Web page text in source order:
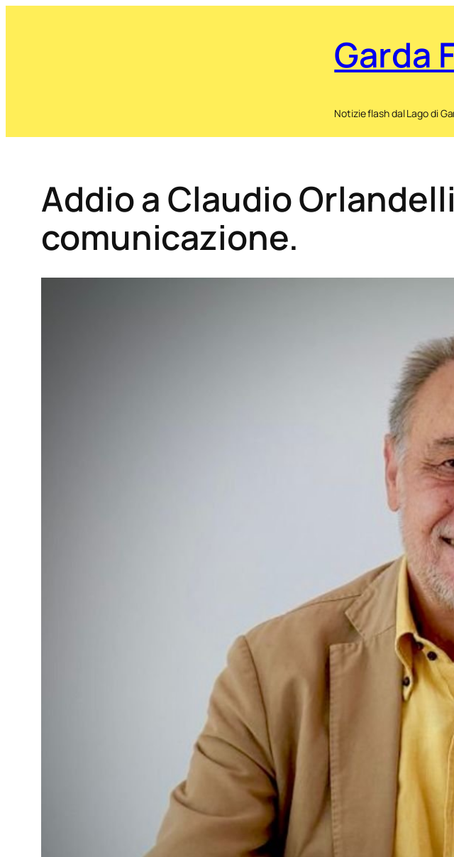
Garda
Notizie flash dal Lago di
Addio a Claudio
comunicazione.